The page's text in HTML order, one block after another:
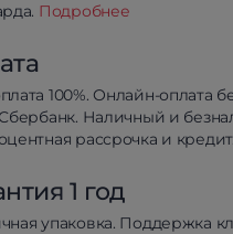
Подробнее
100%. Онлайн-оплата
Наличный и
рассрочка и кредит.
1 год
упаковка. Поддержка